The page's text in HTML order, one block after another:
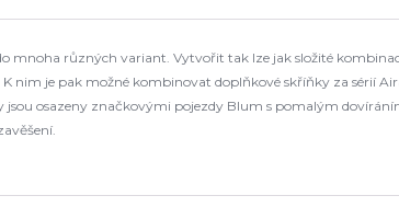
různých variant. Vytvořit tak lze jak složité
nim je pak možné kombinovat doplňkové skříňky za sérií
osazeny značkovými pojezdy Blum s pomalým